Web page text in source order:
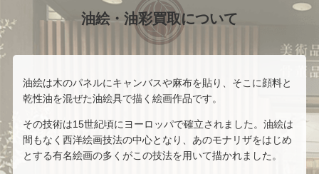
油絵・油彩買取について
油絵は木のパネルにキャンバスや麻布を貼り、そこに顔料と
乾性油を混ぜた油絵具で描く絵画作品です。
その技術は15世紀頃にヨーロッパで確立されました。油絵は
間もなく西洋絵画技法の中心となり、あのモナリザをはじめ
とする有名絵画の多くがこの技法を用いて描かれました。